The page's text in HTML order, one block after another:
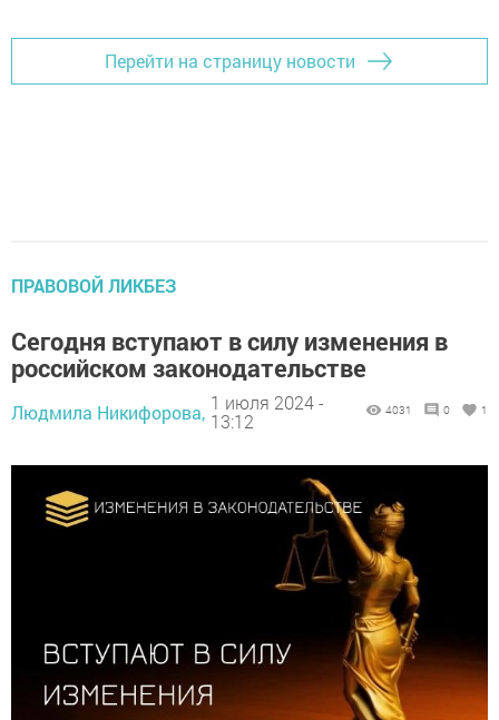
Перейти на страницу новости
ПРАВОВОЙ ЛИКБЕЗ
Сегодня вступают в силу изменения в
российском законодательстве
Людмила Никифорова, 1 июля 2024 -
13:12
4031 0 1